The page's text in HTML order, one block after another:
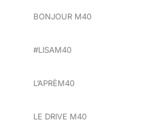
BONJOUR M40
#LISAM40
L’APRÈM40
LE DRIVE M40